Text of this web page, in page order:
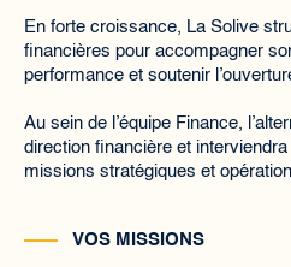
En forte croissance, La Solive
financières pour accompagner
performance et soutenir
Au sein de l’équipe Finance,
direction financière et
missions stratégiques et
VOS MISSIONS